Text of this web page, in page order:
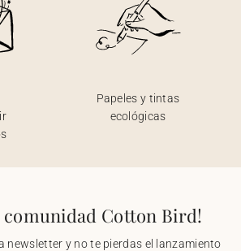
Papeles y tintas
ecológicas
comunidad Cotton Bird!
newsletter y no te pierdas el lanzamiento